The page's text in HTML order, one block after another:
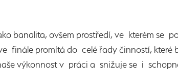
banalita, ovšem prostředí, ve kterém se
finále promítá do celé řady činností, které
výkonnost v práci a snižuje se i